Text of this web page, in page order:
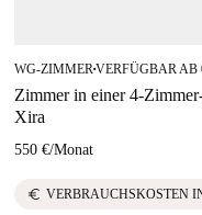
WG-ZIMMER ■VERFÜGBAR AB
Zimmer in einer 4-
Xira
550 €/Monat
euro VERBRAUCHSKOSTEN